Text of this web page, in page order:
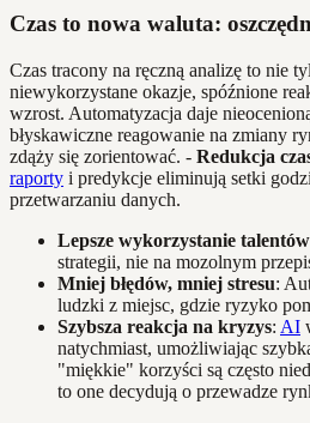
Czas to nowa waluta:
Czas tracony na ręczną analizę to nie
niewykorzystane okazje, spóźnione
wzrost. Automatyzacja daje
błyskawiczne reagowanie na zmiany
zdąży się zorientować. - Redukcja
raporty i predykcje eliminują setki
przetwarzaniu danych.
Lepsze wykorzystanie talentów
strategii, nie na mozolnym
Mniej błędów, mniej stresu:
ludzki z miejsc, gdzie ryzyko
Szybsza reakcja na kryzys: AI
natychmiast, umożliwiając
"miękkie" korzyści są często
to one decydują o przewadze